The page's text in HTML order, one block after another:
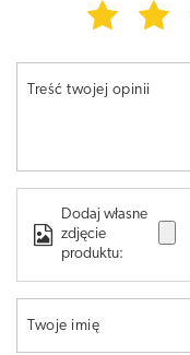
Treść twojej opinii
Dodaj własne
zdjęcie
produktu:
Twoje imię